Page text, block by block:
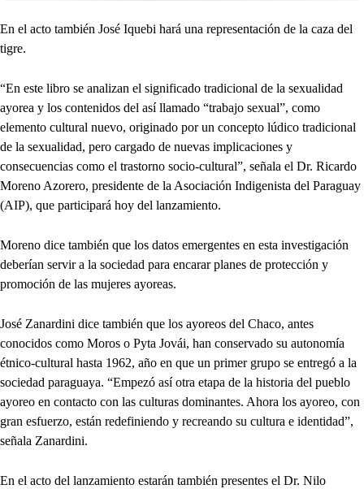
En el acto también José Iquebi hará una representación de la caza del
tigre.
“En este libro se analizan el significado tradicional de la sexualidad
ayorea y los contenidos del así llamado “trabajo sexual”, como
elemento cultural nuevo, originado por un concepto lúdico tradicional
de la sexualidad, pero cargado de nuevas implicaciones y
consecuencias como el trastorno socio-cultural”, señala el Dr. Ricardo
Moreno Azorero, presidente de la Asociación Indigenista del Paraguay
(AIP), que participará hoy del lanzamiento.
Moreno dice también que los datos emergentes en esta investigación
deberían servir a la sociedad para encarar planes de protección y
promoción de las mujeres ayoreas.
José Zanardini dice también que los ayoreos del Chaco, antes
conocidos como Moros o Pyta Jovái, han conservado su autonomía
étnico-cultural hasta 1962, año en que un primer grupo se entregó a la
sociedad paraguaya. “Empezó así otra etapa de la historia del pueblo
ayoreo en contacto con las culturas dominantes. Ahora los ayoreo, con
gran esfuerzo, están redefiniendo y recreando su cultura e identidad”,
señala Zanardini.
En el acto del lanzamiento estarán también presentes el Dr. Nilo